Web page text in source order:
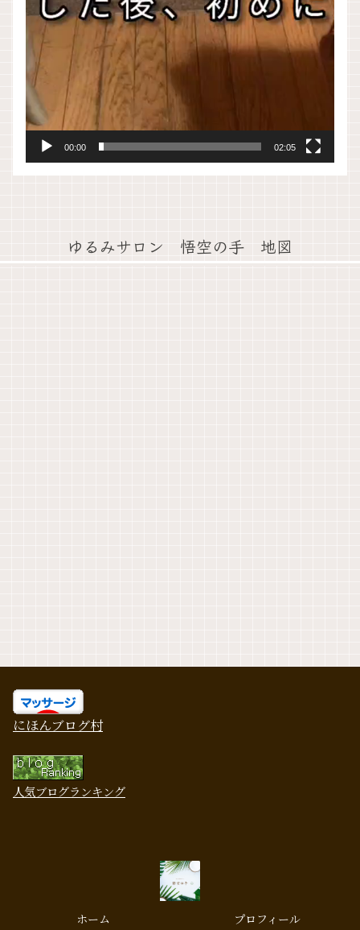
00:00 02:05
ゆるみサロン 悟空の手 地図
にほんブログ村
人気ブログランキング
ホーム プロフィール